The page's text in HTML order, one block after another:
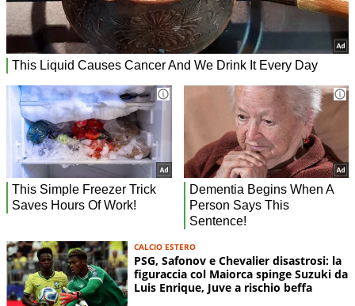
CALCIO ESTERO
PSG, Safonov e Chevalier disastrosi: la
figuraccia col Maiorca spinge Suzuki da
Luis Enrique, Juve a rischio beffa